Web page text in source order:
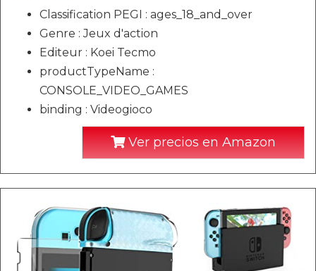
Classification PEGI : ages_18_and_over
Genre : Jeux d'action
Editeur : Koei Tecmo
productTypeName :
CONSOLE_VIDEO_GAMES
binding : Videogioco
Ver precios en Amazon